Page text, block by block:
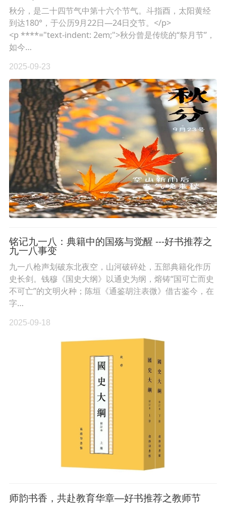
秋分，是二十四节气中第十六个节气。斗指酉，太阳黄经
到达180°，于公历9月22日—24日交节。</p>
<p ****="text-indent: 2em;">秋分曾是传统的“祭月节”，
如今…
2025-09-23
铭记九一八：典籍中的国殇与觉醒 ---好书推荐之
九一八事变
九一八枪声划破东北夜空，山河破碎处，五部典籍化作历
史长剑。钱穆《国史大纲》以通史为纲，熔铸“国可亡而史
不可亡”的文明火种；陈垣《通鉴胡注表微》借古鉴今，在
字…
2025-09-18
师韵书香，共赴教育华章—好书推荐之教师节